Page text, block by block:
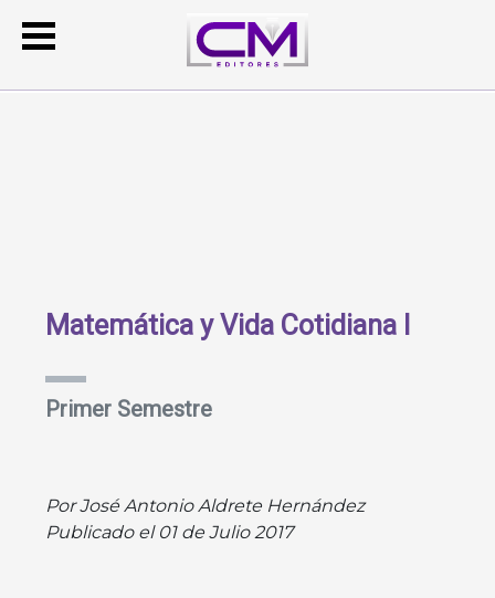
Matemática y Vida Cotidiana I
Primer Semestre
Por José Antonio Aldrete Hernández
Publicado el 01 de Julio 2017